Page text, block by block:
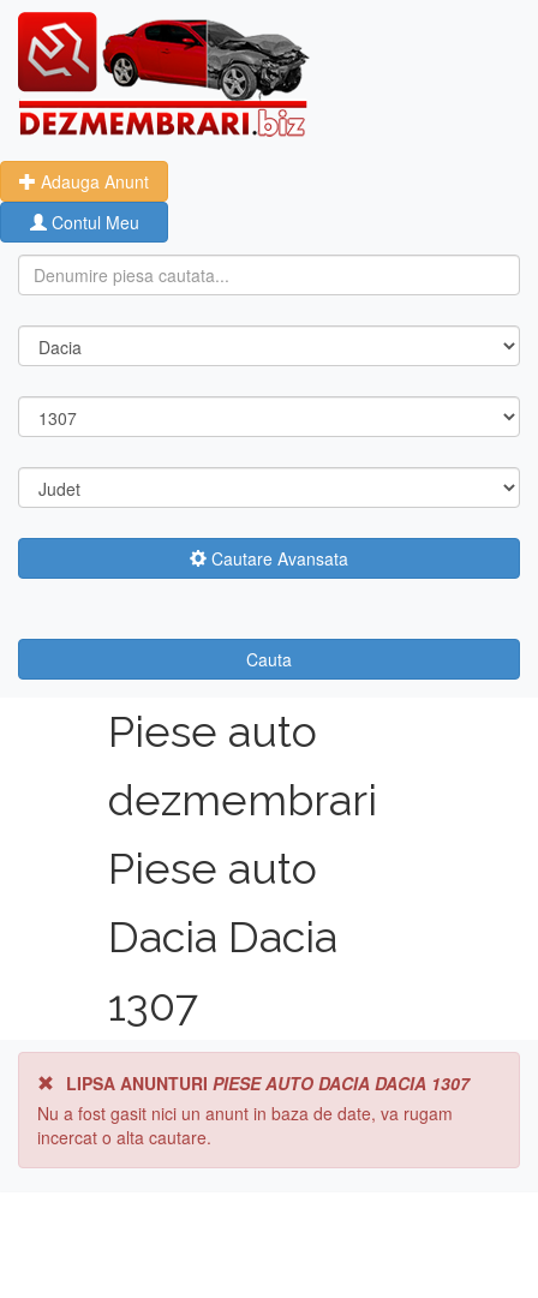
Adauga Anunt
Contul Meu
Cautare Avansata
Cauta
Piese auto
dezmembrari
Piese auto
Dacia Dacia
1307
LIPSA ANUNTURI PIESE AUTO DACIA DACIA 1307
Nu a fost gasit nici un anunt in baza de date, va rugam
incercat o alta cautare.